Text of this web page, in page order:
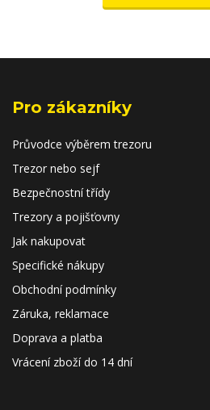
Pro zákazníky
Průvodce výběrem trezoru
Trezor nebo sejf
Bezpečnostní třídy
Trezory a pojišťovny
Jak nakupovat
Specifické nákupy
Obchodní podmínky
Záruka, reklamace
Doprava a platba
Vrácení zboží do 14 dní